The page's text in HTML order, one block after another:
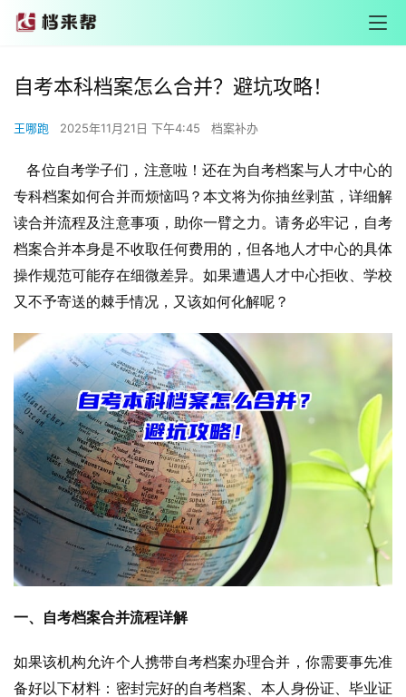
自考本科档案怎么合并？避坑攻略！
王哪跑 2025年11月21日 下午4:45 档案补办
各位自考学子们，注意啦！还在为自考档案与人才中心的
专科档案如何合并而烦恼吗？本文将为你抽丝剥茧，详细解
读合并流程及注意事项，助你一臂之力。请务必牢记，自考
档案合并本身是不收取任何费用的，但各地人才中心的具体
操作规范可能存在细微差异。如果遭遇人才中心拒收、学校
又不予寄送的棘手情况，又该如何化解呢？
一、自考档案合并流程详解
如果该机构允许个人携带自考档案办理合并，你需要事先准
备好以下材料：密封完好的自考档案、本人身份证、毕业证